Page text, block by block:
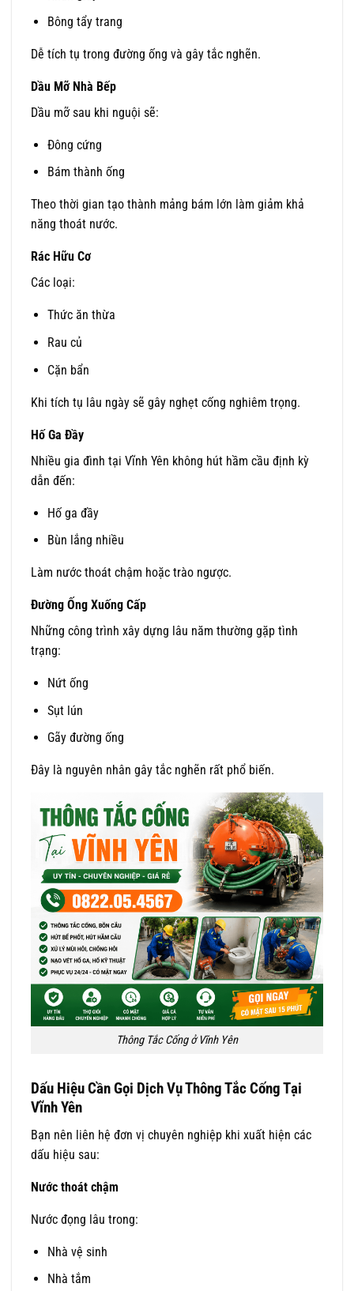
Bông tẩy trang
Dễ tích tụ trong đường ống và gây tắc nghẽn.
Dầu Mỡ Nhà Bếp
Dầu mỡ sau khi nguội sẽ:
Đông cứng
Bám thành ống
Theo thời gian tạo thành mảng bám lớn làm giảm khả
năng thoát nước.
Rác Hữu Cơ
Các loại:
Thức ăn thừa
Rau củ
Cặn bẩn
Khi tích tụ lâu ngày sẽ gây nghẹt cống nghiêm trọng.
Hố Ga Đầy
Nhiều gia đình tại Vĩnh Yên không hút hầm cầu định kỳ
dẫn đến:
Hố ga đầy
Bùn lắng nhiều
Làm nước thoát chậm hoặc trào ngược.
Đường Ống Xuống Cấp
Những công trình xây dựng lâu năm thường gặp tình
trạng:
Nứt ống
Sụt lún
Gãy đường ống
Đây là nguyên nhân gây tắc nghẽn rất phổ biến.
Thông Tắc Cống ở Vĩnh Yên
Dấu Hiệu Cần Gọi Dịch Vụ Thông Tắc Cống Tại
Vĩnh Yên
Bạn nên liên hệ đơn vị chuyên nghiệp khi xuất hiện các
dấu hiệu sau:
Nước thoát chậm
Nước đọng lâu trong:
Nhà vệ sinh
Nhà tắm